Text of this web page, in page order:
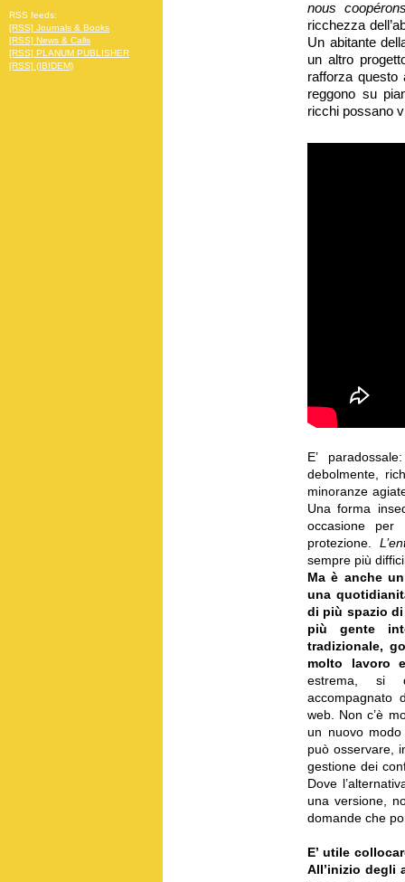
nous
ricchezza
Un abitante
un altro
rafforza questo
reggono su
ricchi possano
E’
debolmente,
minoranze
Una forma
occasione per
protezione.
sempre più
Ma è anche
una
di più spazio
più gente
tradizionale,
molto lavoro
estrema, si
accompagnato
web. Non c’è
un nuovo
può osservare,
gestione dei
Dove
una versione,
domande che
E’ utile
All’inizio degli
RSS feeds:
[RSS] Journals & Books
[RSS] News & Calls
[RSS] PLANUM PUBLISHER
[RSS] (IBIDEM)